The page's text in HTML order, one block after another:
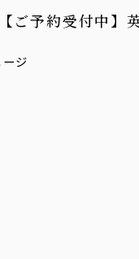
ご予約受付中】